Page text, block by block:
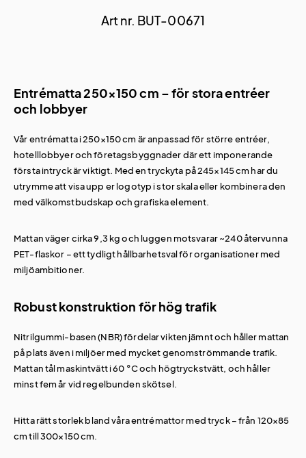
Art nr. BUT-00671
Entrématta 250×150 cm – för stora entréer
och lobbyer
Vår entrématta i 250×150 cm är anpassad för större entréer,
hotelllobbyer och företagsbyggnader där ett imponerande
första intryck är viktigt. Med en tryckyta på 245×145 cm har du
utrymme att visa upp er logotyp i stor skala eller kombinera den
med välkomstbudskap och grafiska element.
Mattan väger cirka 9,3 kg och luggen motsvarar ~240 återvunna
PET-flaskor – ett tydligt hållbarhetsval för organisationer med
miljöambitioner.
Robust konstruktion för hög trafik
Nitrilgummi-basen (NBR) fördelar vikten jämnt och håller mattan
på plats även i miljöer med mycket genomströmmande trafik.
Mattan tål maskintvätt i 60 °C och högtryckstvätt, och håller
minst fem år vid regelbunden skötsel.
Hitta rätt storlek bland våraentrémattor med tryck– från 120×85
cm till 300×150 cm.